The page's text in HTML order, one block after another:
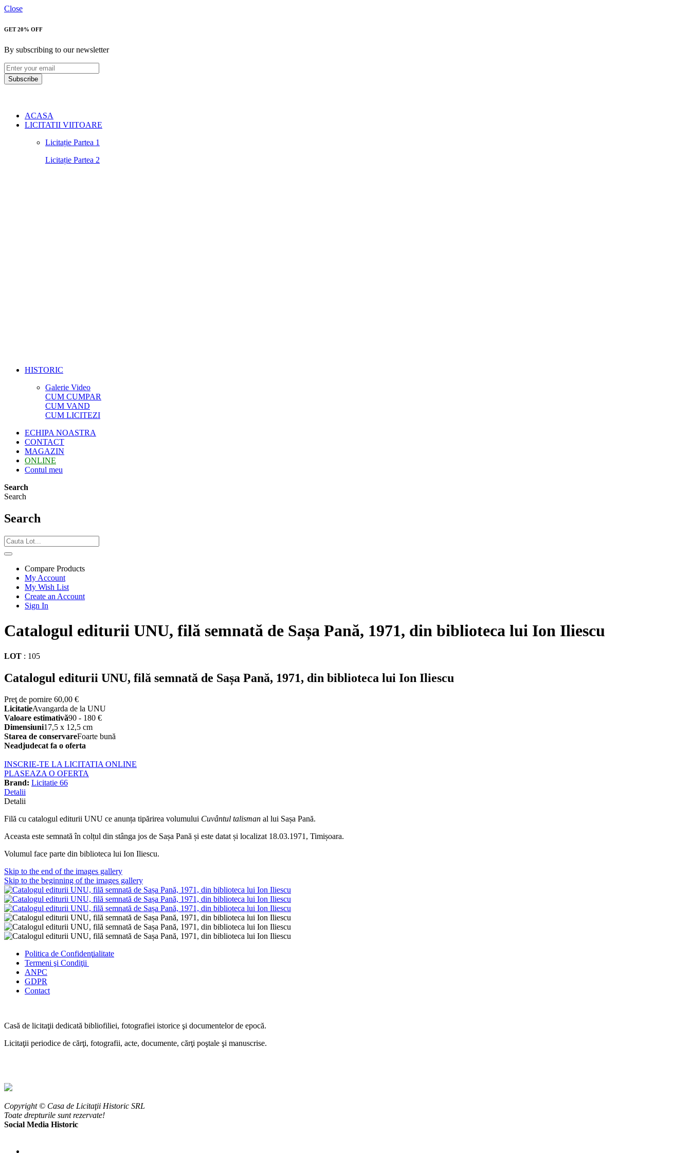
Close
GET 20% OFF
By subscribing to our newsletter
Subscribe
ACASA
LICITATII VIITOARE
Licitație Partea 1
Licitație Partea 2
HISTORIC
Galerie Video
CUM CUMPAR
CUM VAND
CUM LICITEZI
ECHIPA NOASTRA
CONTACT
MAGAZIN
ONLINE
Contul meu
Search
Search
Search
Compare Products
My Account
My Wish List
Create an Account
Sign In
Catalogul editurii UNU, filă semnată de Sașa Pană, 1971, din biblioteca lui Ion Iliescu
LOT : 105
Catalogul editurii UNU, filă semnată de Sașa Pană, 1971, din biblioteca lui Ion Iliescu
Preţ de pornire 60,00 €
LicitatieAvangarda de la UNU
Valoare estimativă90 - 180 €
Dimensiuni17,5 x 12,5 cm
Starea de conservareFoarte bună
Neadjudecat fa o oferta
INSCRIE-TE LA LICITATIA ONLINE
PLASEAZA O OFERTA
Brand: Licitatie 66
Detalii
Detalii
Filă cu catalogul editurii UNU ce anunța tipărirea volumului Cuvântul talisman al lui Sașa Pană.
Aceasta este semnată în colțul din stânga jos de Sașa Pană și este datat și localizat 18.03.1971, Timișoara.
Volumul face parte din biblioteca lui Ion Iliescu.
Skip to the end of the images gallery
Skip to the beginning of the images gallery
Politica de Confidenţialitate
Termeni şi Condiţii
ANPC
GDPR
Contact
Casă de licitaţii dedicată bibliofiliei, fotografiei istorice şi documentelor de epocă.
Licitaţii periodice de cărţi, fotografii, acte, documente, cărţi poştale şi manuscrise.
Copyright © Casa de Licitaţii Historic SRL
Toate drepturile sunt rezervate!
Social Media Historic